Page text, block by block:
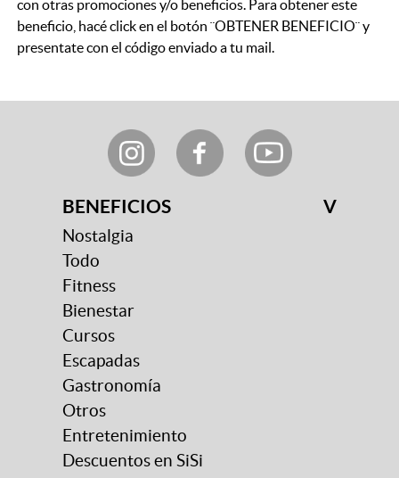
con otras promociones y/o beneficios. Para obtener este
beneficio, hacé click en el botón ¨OBTENER BENEFICIO¨ y
presentate con el código enviado a tu mail.
BENEFICIOS V
Nostalgia
Todo
Fitness
Bienestar
Cursos
Escapadas
Gastronomía
Otros
Entretenimiento
Descuentos en SiSi